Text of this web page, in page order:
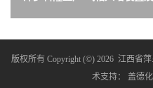
版权所有 Copyright (©) 2026 江西省
术支持： 盖德